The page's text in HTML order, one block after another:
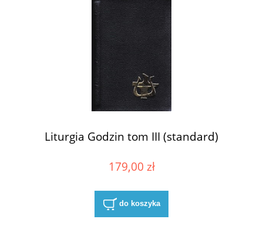
Liturgia Godzin tom III (standard)
179,00 zł
do koszyka